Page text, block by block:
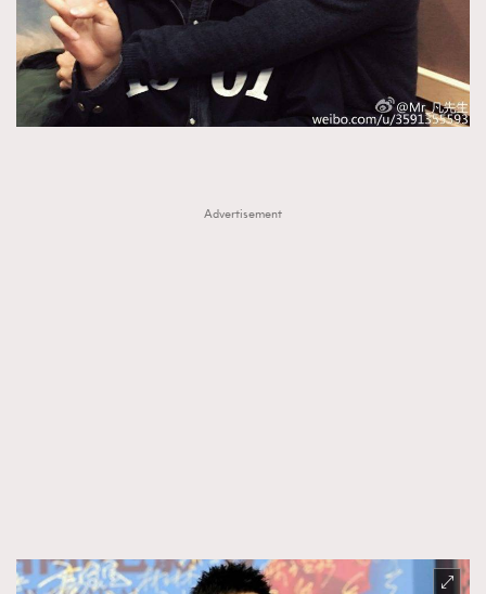
Advertisement